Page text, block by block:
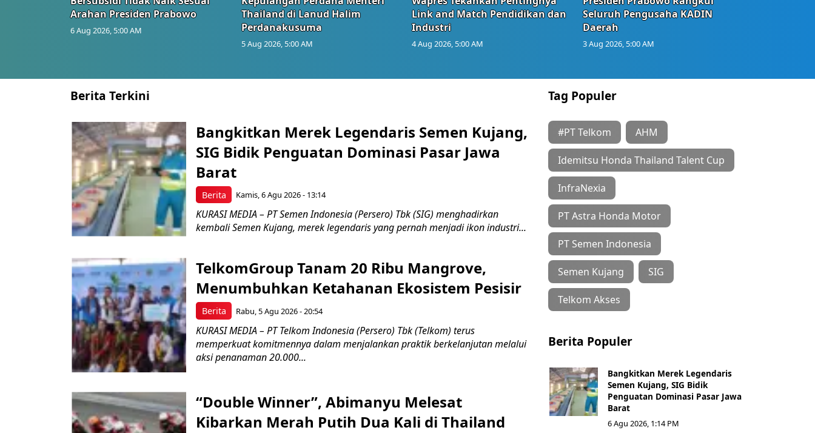
Arahan Presiden Prabowo
6 Aug 2026, 5:00 AM
Thailand di Lanud Halim
Perdanakusuma
5 Aug 2026, 5:00 AM
Link and Match Pendidikan dan
Industri
4 Aug 2026, 5:00 AM
Seluruh Pengusaha KADIN
Daerah
3 Aug 2026, 5:00 AM
Berita Terkini
Berita
Bangkitkan Merek Legendaris Semen Kujang,
SIG Bidik Penguatan Dominasi Pasar Jawa
Barat
Kamis, 6 Agu 2026 - 13:14
KURASI MEDIA – PT Semen Indonesia (Persero) Tbk (SIG) menghadirkan
kembali Semen Kujang, merek legendaris yang pernah menjadi ikon industri...
Berita
TelkomGroup Tanam 20 Ribu Mangrove,
Menumbuhkan Ketahanan Ekosistem Pesisir
Rabu, 5 Agu 2026 - 20:54
KURASI MEDIA – PT Telkom Indonesia (Persero) Tbk (Telkom) terus
memperkuat komitmennya dalam menjalankan praktik berkelanjutan melalui
aksi penanaman 20.000...
“Double Winner”, Abimanyu Melesat
Kibarkan Merah Putih Dua Kali di Thailand
Tag Populer
#PT Telkom AHM
Idemitsu Honda Thailand Talent Cup
InfraNexia
PT Astra Honda Motor
PT Semen Indonesia
Semen Kujang SIG
Telkom Akses
Berita Populer
Bangkitkan Merek Legendaris
Semen Kujang, SIG Bidik
Penguatan Dominasi Pasar Jawa
Barat
6 Agu 2026, 1:14 PM